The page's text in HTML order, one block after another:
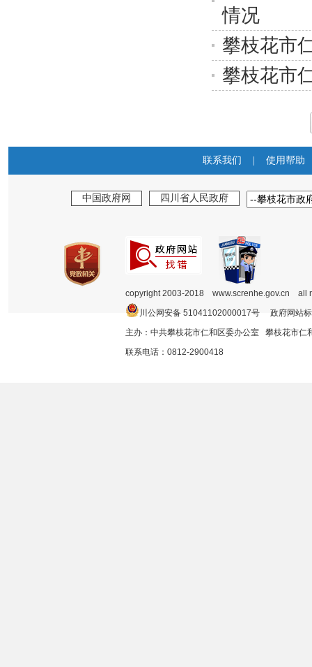
情况
攀枝花市
攀枝花市
联系我们 使用帮助
中国政府网 四川省人民政府
copyright 2003-2018 www.screnhe.gov.cn
川公网安备 51041102000017号 政府网站
主办：中共攀枝花市仁和区委办公室 攀枝花市
联系电话：0812-2900418